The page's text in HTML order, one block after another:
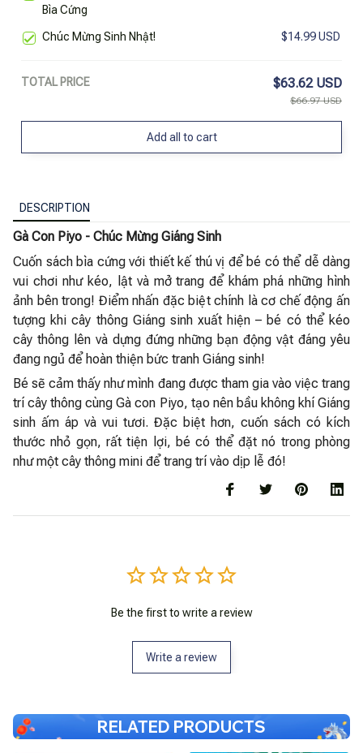
Bìa Cứng
Chúc Mừng Sinh Nhật! $14.99 USD
TOTAL PRICE $63.62 USD
$66.97 USD
Add all to cart
DESCRIPTION
Gà Con Piyo - Chúc Mừng Giáng Sinh
Cuốn sách bìa cứng với thiết kế thú vị để bé có thể dễ dàng
vui chơi như kéo, lật và mở trang để khám phá những hình
ảnh bên trong! Điểm nhấn đặc biệt chính là cơ chế động ấn
tượng khi cây thông Giáng sinh xuất hiện – bé có thể kéo
cây thông lên và dựng đứng những bạn động vật đáng yêu
đang ngủ để hoàn thiện bức tranh Giáng sinh!
Bé sẽ cảm thấy như mình đang được tham gia vào việc trang
trí cây thông cùng Gà con Piyo, tạo nên bầu không khí Giáng
sinh ấm áp và vui tươi. Đặc biệt hơn, cuốn sách có kích
thước nhỏ gọn, rất tiện lợi, bé có thể đặt nó trong phòng
như một cây thông mini để trang trí vào dịp lễ đó!
Be the first to write a review
Write a review
RELATED PRODUCTS